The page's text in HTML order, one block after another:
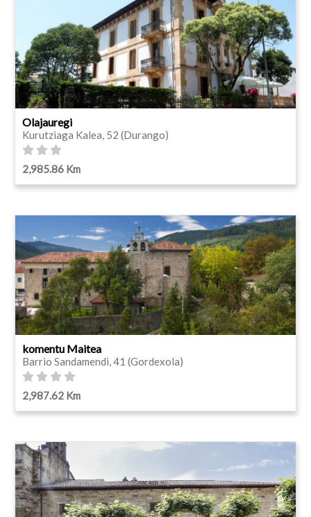
Olajauregi
Kurutziaga Kalea, 52 (Durango)
2,985.86 Km
komentu Maitea
Barrio Sandamendi, 41 (Gordexola)
2,987.62 Km